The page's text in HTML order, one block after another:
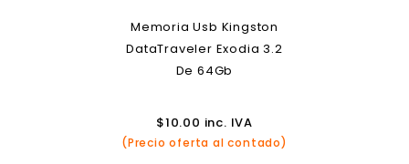
Memoria Usb Kingston
DataTraveler Exodia 3.2
De 64Gb
$10.00 inc. IVA
(Precio oferta al contado)